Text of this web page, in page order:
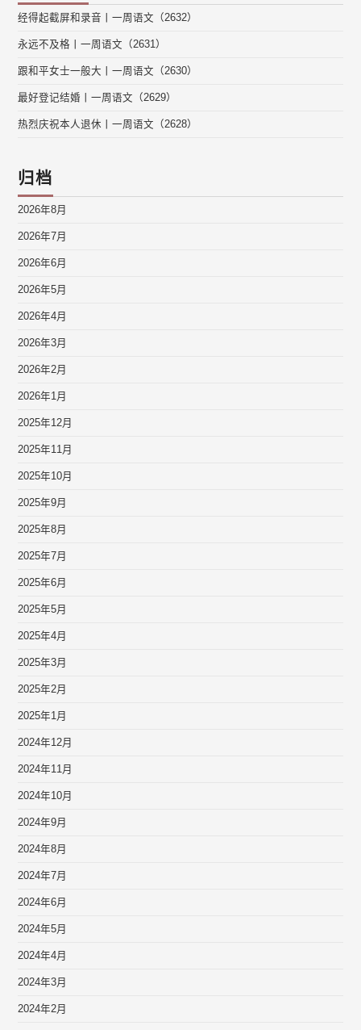
经得起截屏和录音丨一周语文（2632）
永远不及格丨一周语文（2631）
跟和平女士一般大丨一周语文（2630）
最好登记结婚丨一周语文（2629）
热烈庆祝本人退休丨一周语文（2628）
归档
2026年8月
2026年7月
2026年6月
2026年5月
2026年4月
2026年3月
2026年2月
2026年1月
2025年12月
2025年11月
2025年10月
2025年9月
2025年8月
2025年7月
2025年6月
2025年5月
2025年4月
2025年3月
2025年2月
2025年1月
2024年12月
2024年11月
2024年10月
2024年9月
2024年8月
2024年7月
2024年6月
2024年5月
2024年4月
2024年3月
2024年2月